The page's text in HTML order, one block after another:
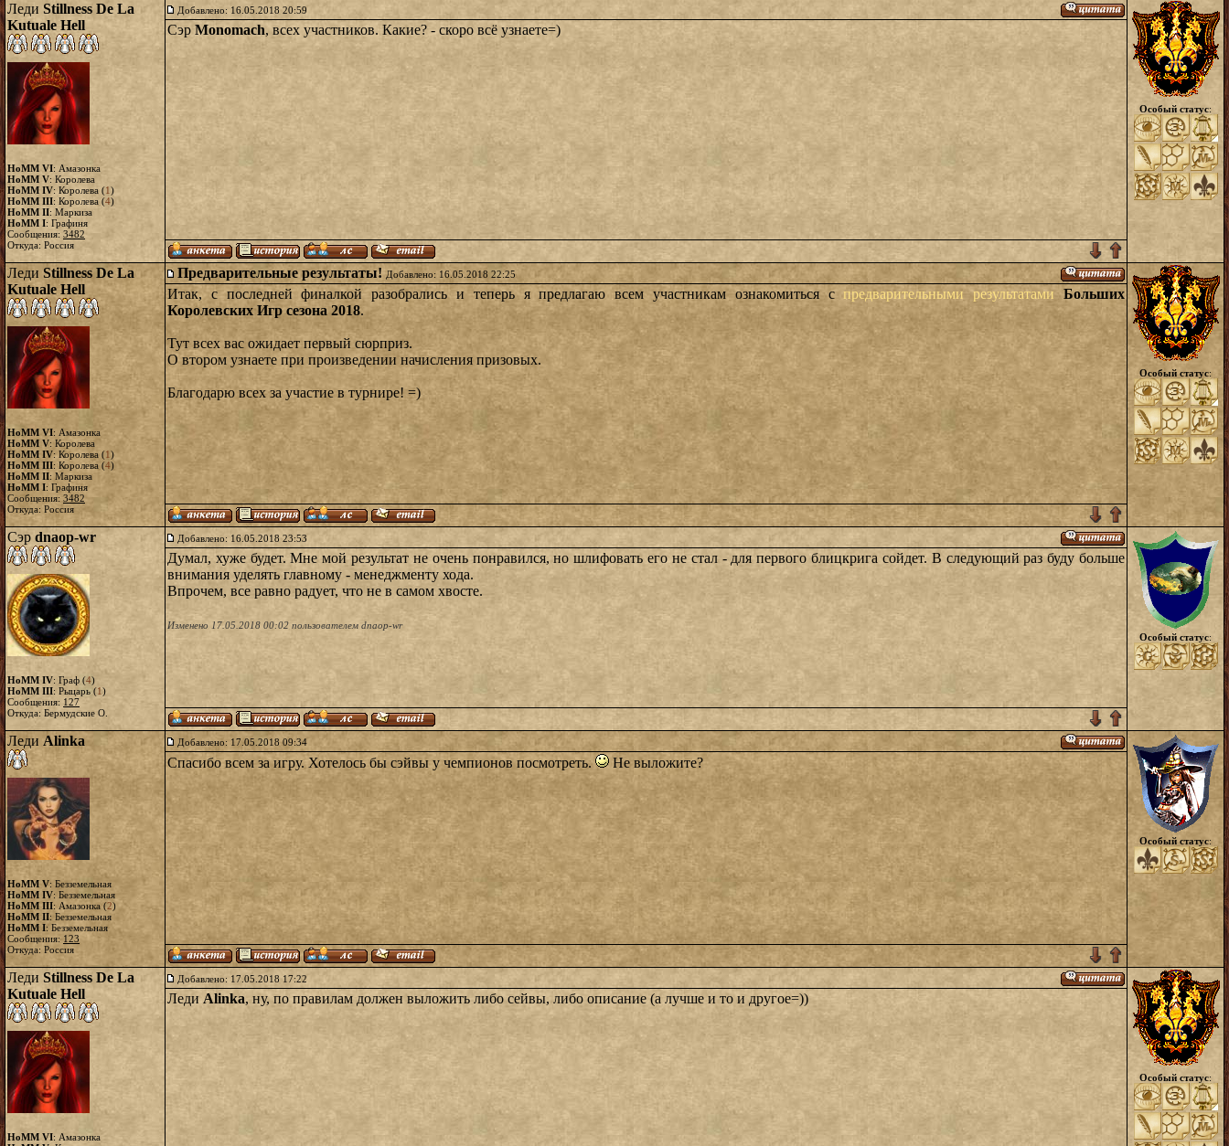
Леди Stillness De La
Kutuale Hell
HoMM VI: Амазонка
HoMM V: Королева
HoMM IV: Королева (1)
HoMM III: Королева (4)
HoMM II: Маркиза
HoMM I: Графиня
Сообщения: 3482
Откуда: Россия
Добавлено: 16.05.2018 20:59
Сэр Monomach, всех участников. Какие? - скоро всё узнаете=)
Особый статус:
Леди Stillness De La
Kutuale Hell
HoMM VI: Амазонка
HoMM V: Королева
HoMM IV: Королева (1)
HoMM III: Королева (4)
HoMM II: Маркиза
HoMM I: Графиня
Сообщения: 3482
Откуда: Россия
Предварительные результаты!Добавлено: 16.05.2018 22:25
Итак, с последней финалкой разобрались и теперь я предлагаю всем участникам ознакомиться с предварительными результатами
Больших
Королевских Игр сезона 2018.
Тут всех вас ожидает первый сюрприз.
О втором узнаете при произведении начисления призовых.
Благодарю всех за участие в турнире! =)
Особый статус:
Сэр dnaop-wr
HoMM IV: Граф (4)
HoMM III: Рыцарь (1)
Сообщения: 127
Откуда: Бермудские О.
Добавлено: 16.05.2018 23:53
Думал, хуже будет. Мне мой результат не очень понравился, но шлифовать его не стал - для первого блицкрига сойдет. В следующий раз буду больше
внимания уделять главному - менеджменту хода.
Впрочем, все равно радует, что не в самом хвосте.
Изменено 17.05.2018 00:02 пользователем dnaop-wr
Особый статус:
Леди Alinka
HoMM V: Безземельная
HoMM IV: Безземельная
HoMM III: Амазонка (2)
HoMM II: Безземельная
HoMM I: Безземельная
Сообщения: 123
Откуда: Россия
Добавлено: 17.05.2018 09:34
Спасибо всем за игру. Хотелось бы сэйвы у чемпионов посмотреть. Не выложите?
Особый статус:
Леди Stillness De La
Kutuale Hell
HoMM VI: Амазонка
Добавлено: 17.05.2018 17:22
Леди Alinka, ну, по правилам должен выложить либо сейвы, либо описание (а лучше и то и другое=))
Особый статус: